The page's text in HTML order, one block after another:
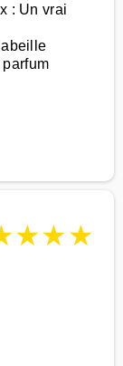
: Un vrai
★★★